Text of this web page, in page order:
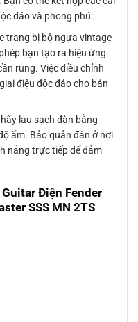
đáo và phong phú.
trang bị bộ ngựa vintage-
bạn tạo ra hiệu ứng
rung. Việc điều chỉnh
điệu độc đáo cho bản
lau sạch đàn bằng
ẩm. Bảo quản đàn ở nơi
nắng trực tiếp để đảm
Điện Fender
SSS MN 2TS